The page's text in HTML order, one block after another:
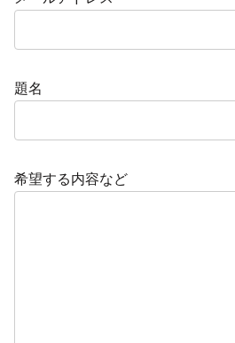
題名
希望する内容など